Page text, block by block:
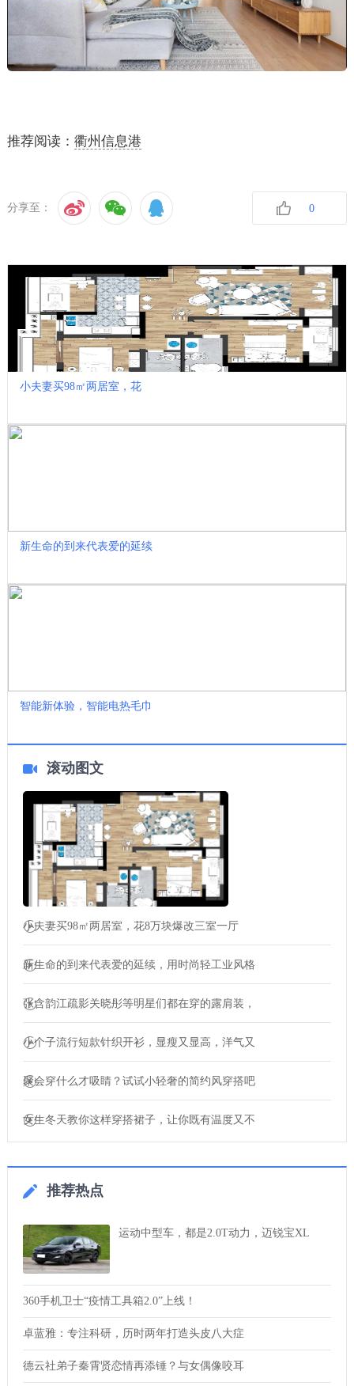
推荐阅读： 衢州信息港
分享至： 0
小夫妻买98㎡两居室，花
新生命的到来代表爱的延续
智能新体验，智能电热毛巾
滚动图文
小夫妻买98㎡两居室，花8万块爆改三室一厅
新生命的到来代表爱的延续，用时尚轻工业风格
张含韵江疏影关晓彤等明星们都在穿的露肩装，
小个子流行短款针织开衫，显瘦又显高，洋气又
聚会穿什么才吸睛？试试小轻奢的简约风穿搭吧
女生冬天教你这样穿搭裙子，让你既有温度又不
推荐热点
运动中型车，都是2.0T动力，迈锐宝XL
360手机卫士“疫情工具箱2.0”上线！
卓蓝雅：专注科研，历时两年打造头皮八大症
德云社弟子秦霄贤恋情再添锤？与女偶像咬耳